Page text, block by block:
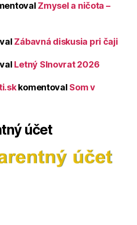
Zmysel a ničota –
Zábavná diskusia pri čaji
Letný Slnovrat 2026
komentoval Som v
účet